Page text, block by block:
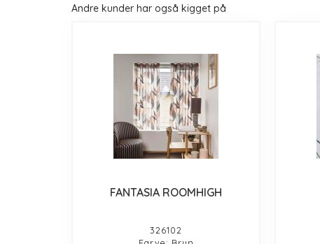
Andre kunder har også kigget på
FANTASIA ROOMHIGH
326102